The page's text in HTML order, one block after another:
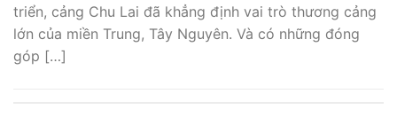
triển, cảng Chu Lai đã khẳng định vai trò thương cảng
lớn của miền Trung, Tây Nguyên. Và có những đóng
góp […]